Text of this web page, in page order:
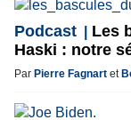
Podcast
Les
Haski : notre
Par Pierre Fagnart et